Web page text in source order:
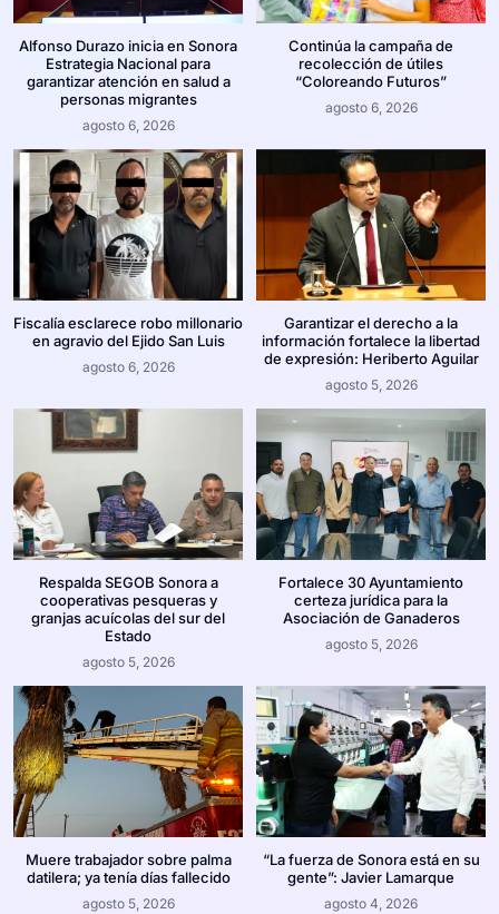
Alfonso Durazo inicia en Sonora
Estrategia Nacional para
garantizar atención en salud a
personas migrantes
agosto 6, 2026
Continúa la campaña de
recolección de útiles
“Coloreando Futuros”
agosto 6, 2026
Fiscalía esclarece robo millonario
en agravio del Ejido San Luis
agosto 6, 2026
Garantizar el derecho a la
información fortalece la libertad
de expresión: Heriberto Aguilar
agosto 5, 2026
Respalda SEGOB Sonora a
cooperativas pesqueras y
granjas acuícolas del sur del
Estado
agosto 5, 2026
Fortalece 30 Ayuntamiento
certeza jurídica para la
Asociación de Ganaderos
agosto 5, 2026
Muere trabajador sobre palma
datilera; ya tenía días fallecido
agosto 5, 2026
“La fuerza de Sonora está en su
gente”: Javier Lamarque
agosto 4, 2026